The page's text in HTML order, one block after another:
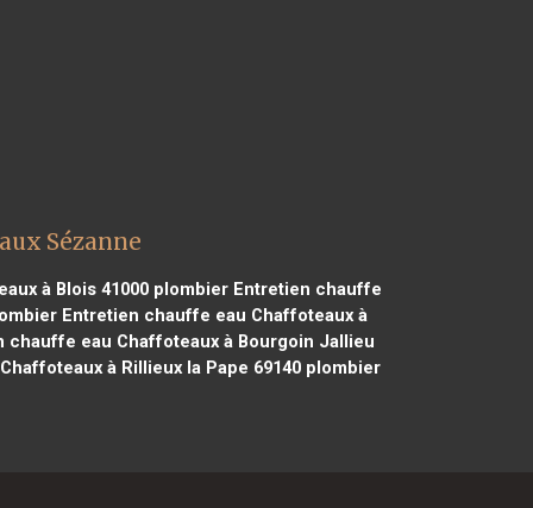
Sézanne
à Blois 41000 plombier Entretien chauffe
Entretien chauffe eau Chaffoteaux à
eau Chaffoteaux à Bourgoin Jallieu
à Rillieux la Pape 69140 plombier